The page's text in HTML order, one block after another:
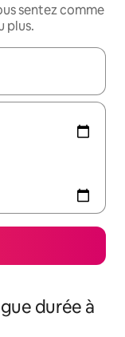
sentez comme
plus.
flèches vers le
durée à